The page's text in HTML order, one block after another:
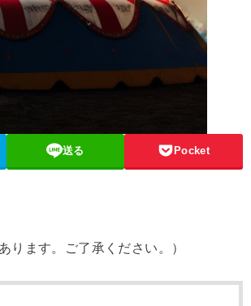
送る Pocket
ります。ご了承ください。）